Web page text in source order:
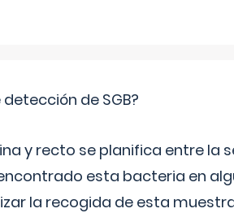
de SGB?
y recto se planifica entre la
esta bacteria en
la recogida de esta